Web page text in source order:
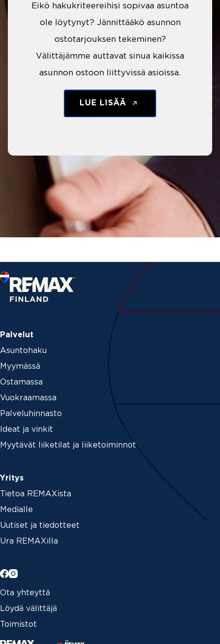
Eikö hakukriteereihisi sopivaa asuntoa
ole löytynyt? Jännittääkö asunnon
ostotarjouksen tekeminen?
Välittäjämme auttavat sinua kaikissa
asunnon ostoon liittyvissä asioissa.
LUE LISÄÄ
Palvelut
Asuntohaku
Myymässä
Ostamassa
Vuokraamassa
Palveluhinnasto
Ideat ja vinkit
Myytävät liiketilat ja liiketoiminnot
Yritys
Tietoa REMAXista
Medialle
Uutiset ja tiedotteet
Ura REMAXilla
Ota yhteyttä
Löydä välittäjä
Toimistot